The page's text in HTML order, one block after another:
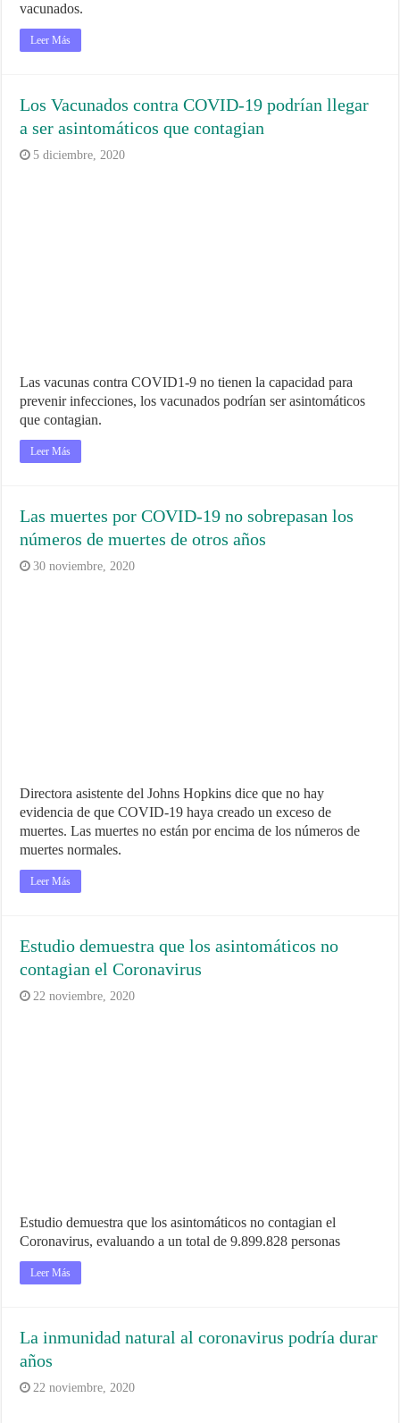
vacunados.
Leer Más
Los Vacunados contra COVID-19 podrían llegar
a ser asintomáticos que contagian
5 diciembre, 2020
Las vacunas contra COVID1-9 no tienen la capacidad para
prevenir infecciones, los vacunados podrían ser asintomáticos
que contagian.
Leer Más
Las muertes por COVID-19 no sobrepasan los
números de muertes de otros años
30 noviembre, 2020
Directora asistente del Johns Hopkins dice que no hay
evidencia de que COVID-19 haya creado un exceso de
muertes. Las muertes no están por encima de los números de
muertes normales.
Leer Más
Estudio demuestra que los asintomáticos no
contagian el Coronavirus
22 noviembre, 2020
Estudio demuestra que los asintomáticos no contagian el
Coronavirus, evaluando a un total de 9.899.828 personas
Leer Más
La inmunidad natural al coronavirus podría durar
años
22 noviembre, 2020